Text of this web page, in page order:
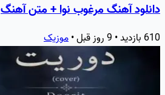
دانلود آهنگ مرغوب نوا + متن آهنگ
610 بازدید • 9 روز قبل • موزیک